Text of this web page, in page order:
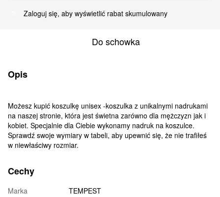
Zaloguj się, aby wyświetlić rabat skumulowany
Do schowka
Opis
Możesz kupić koszulkę unisex -koszulka z unikalnymi nadrukami
na naszej stronie, która jest świetna zarówno dla mężczyzn jak i
kobiet. Specjalnie dla Ciebie wykonamy nadruk na koszulce.
Sprawdź swoje wymiary w tabeli, aby upewnić się, że nie trafiłeś
w niewłaściwy rozmiar.
Cechy
Marka
TEMPEST